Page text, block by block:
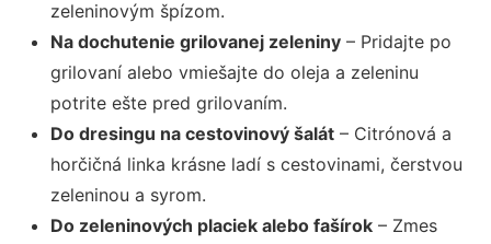
zeleninovým špízom.
Na dochutenie grilovanej zeleniny – Pridajte po
grilovaní alebo vmiešajte do oleja a zeleninu
potrite ešte pred grilovaním.
Do dresingu na cestovinový šalát – Citrónová a
horčičná linka krásne ladí s cestovinami, čerstvou
zeleninou a syrom.
Do zeleninových placiek alebo fašírok – Zmes